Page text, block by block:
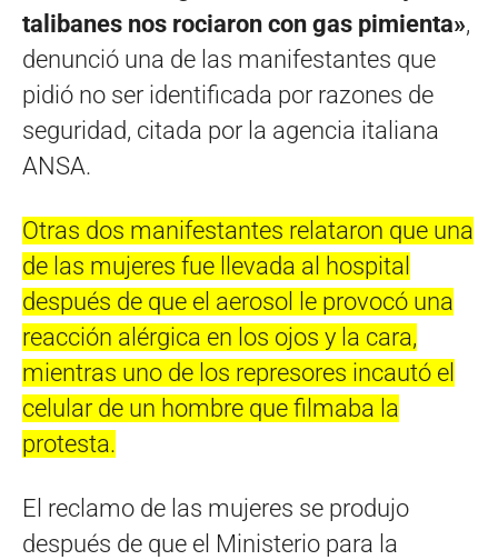
talibanes nos rociaron con gas pimienta»,
denunció una de las manifestantes que
pidió no ser identificada por razones de
seguridad, citada por la agencia italiana
ANSA.
Otras dos manifestantes relataron que una
de las mujeres fue llevada al hospital
después de que el aerosol le provocó una
reacción alérgica en los ojos y la cara,
mientras uno de los represores incautó el
celular de un hombre que filmaba la
protesta.
El reclamo de las mujeres se produjo
después de que el Ministerio para la